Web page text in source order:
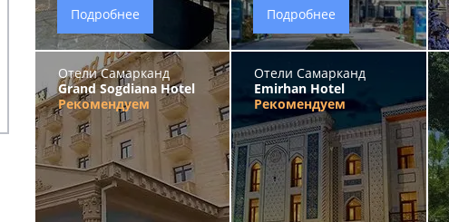
Подробнее
Подробнее
Отели Самарканд
Grand Sogdiana Hotel
Рекомендуем
Отели Самарканд
Emirhan Hotel
Рекомендуем